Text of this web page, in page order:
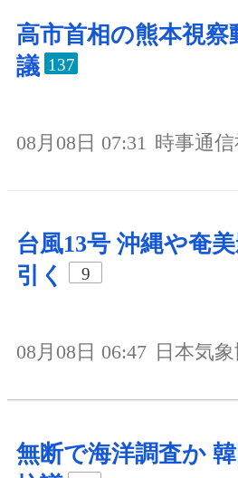
高市首相の熊本視察
議 137
08月08日 07:31 時事通信
台風13号 沖縄や奄
引く
9
08月08日 06:47 日本気
無断で海洋調査か